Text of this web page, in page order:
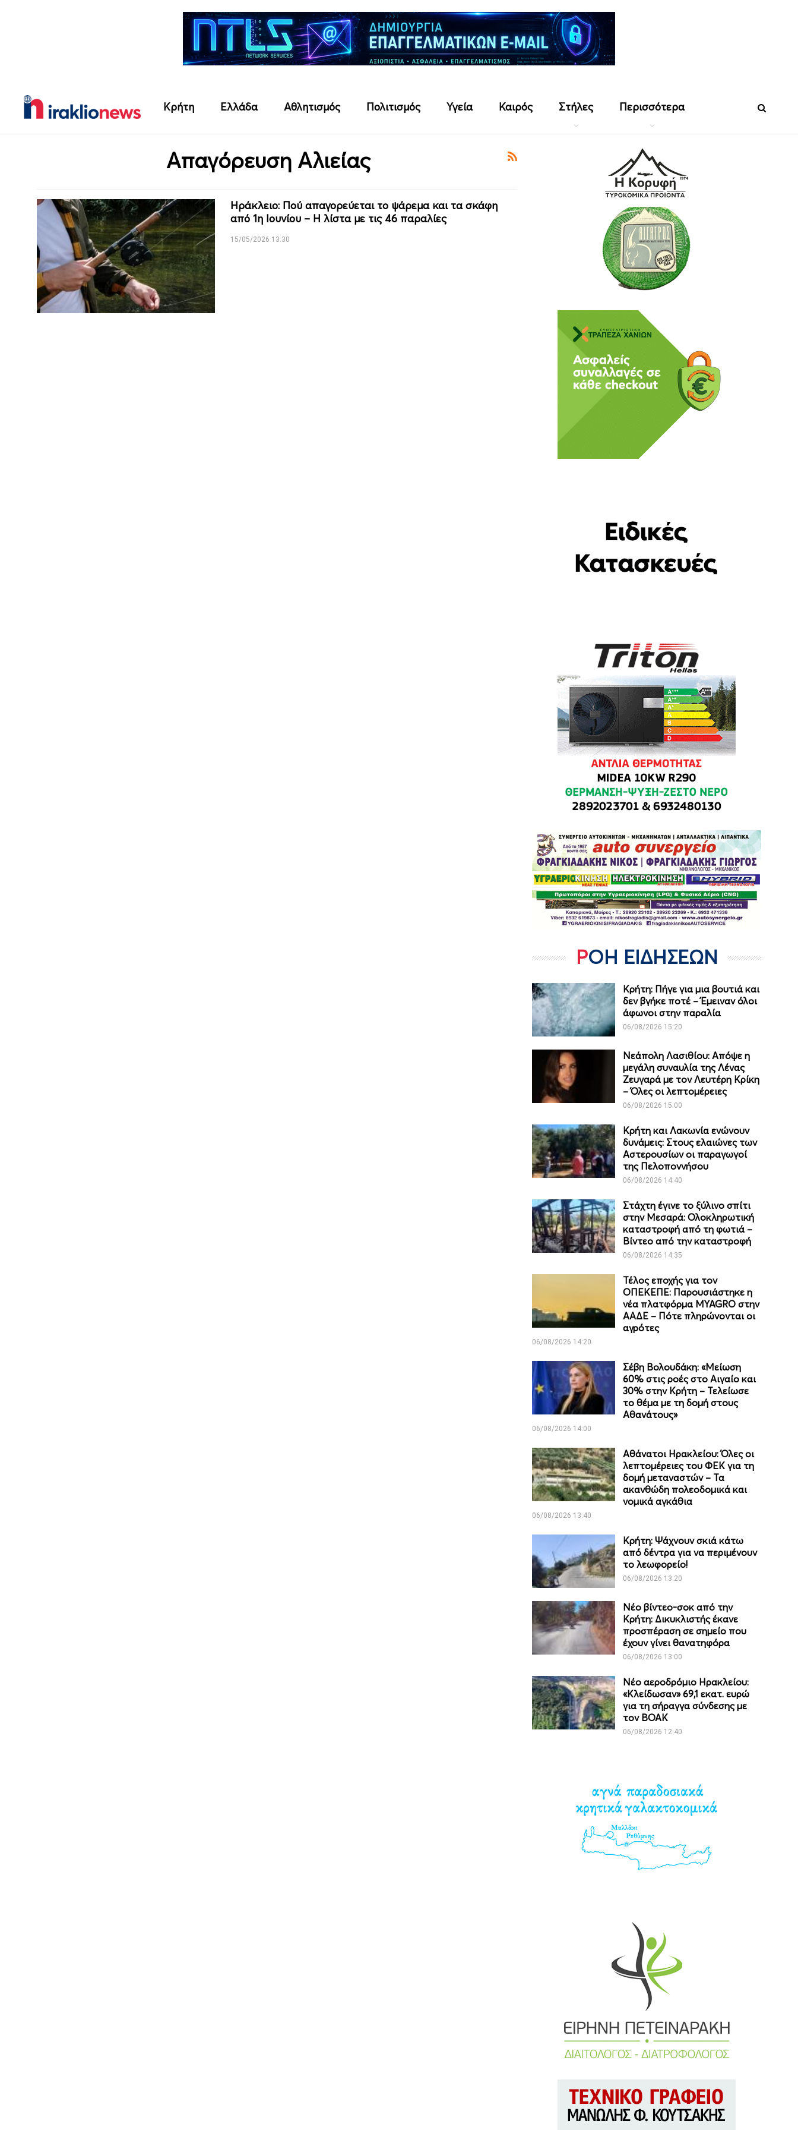
Κρήτη Ελλάδα Αθλητισμός Πολιτισμός Υγεία Καιρός Στήλες Περισσότερα
Απαγόρευση Αλιείας
Ηράκλειο: Πού απαγορεύεται το ψάρεμα και τα σκάφη
από 1η Ιουνίου – Η λίστα με τις 46 παραλίες
15/05/2026 13:30
ΡΟΗ ΕΙΔΗΣΕΩΝ
Κρήτη: Πήγε για μια βουτιά και
δεν βγήκε ποτέ – Έμειναν όλοι
άφωνοι στην παραλία
06/08/2026 15:20
Νεάπολη Λασιθίου: Απόψε η
μεγάλη συναυλία της Λένας
Ζευγαρά με τον Λευτέρη Κρίκη
– Όλες οι λεπτομέρειες
06/08/2026 15:00
Κρήτη και Λακωνία ενώνουν
δυνάμεις: Στους ελαιώνες των
Αστερουσίων οι παραγωγοί
της Πελοποννήσου
06/08/2026 14:40
Στάχτη έγινε το ξύλινο σπίτι
στην Μεσαρά: Ολοκληρωτική
καταστροφή από τη φωτιά –
Βίντεο από την καταστροφή
06/08/2026 14:35
Τέλος εποχής για τον
ΟΠΕΚΕΠΕ: Παρουσιάστηκε η
νέα πλατφόρμα MYAGRO στην
ΑΑΔΕ – Πότε πληρώνονται οι
αγρότες
06/08/2026 14:20
Σέβη Βολουδάκη: «Μείωση
60% στις ροές στο Αιγαίο και
30% στην Κρήτη – Τελείωσε
το θέμα με τη δομή στους
Αθανάτους»
06/08/2026 14:00
Αθάνατοι Ηρακλείου: Όλες οι
λεπτομέρειες του ΦΕΚ για τη
δομή μεταναστών – Τα
ακανθώδη πολεοδομικά και
νομικά αγκάθια
06/08/2026 13:40
Κρήτη: Ψάχνουν σκιά κάτω
από δέντρα για να περιμένουν
το λεωφορείο!
06/08/2026 13:20
Νέο βίντεο-σοκ από την
Κρήτη: Δικυκλιστής έκανε
προσπέραση σε σημείο που
έχουν γίνει θανατηφόρα
06/08/2026 13:00
Νέο αεροδρόμιο Ηρακλείου:
«Κλείδωσαν» 69,1 εκατ. ευρώ
για τη σήραγγα σύνδεσης με
τον ΒΟΑΚ
06/08/2026 12:40